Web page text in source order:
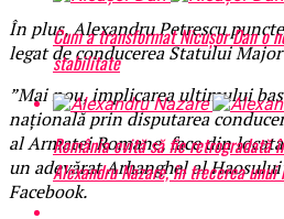
În plus, Alexandru Petrescu
legat de conducerea Statului
”Mai nou, implicarea ultimului
națională prin disputarea
al Armatei Romane, face din
un adevărat Arhanghel al
Facebook.
Cum a transformat Nicușor Dan o
stabilitate
România evită să fie retrogradată
Alexandru Nazare, în trecerea